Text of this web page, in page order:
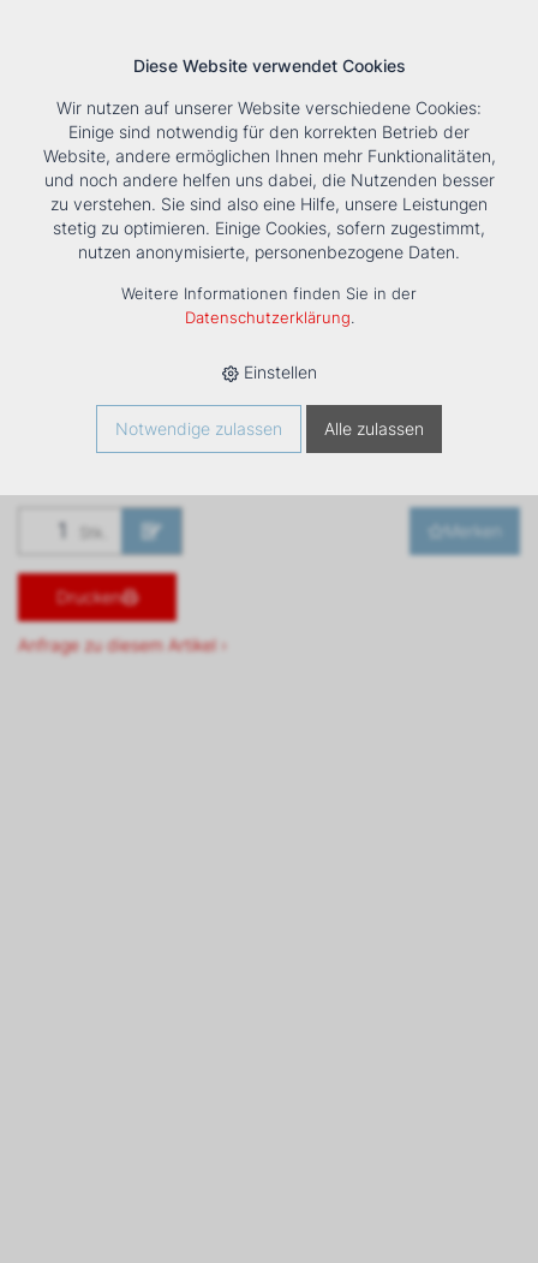
Tools Unternehmen Karriere KontaktSuche
HOME › PRODUKTE › KÄLTE/KLIMA › FANCOILS ›
VENTILATORKONVEKTOR ESTRO FF GT 5
Ventilatorkonvektor
ESTRO FF GT 5
1261454
Stk. Merken
Drucken
Anfrage zu diesem Artikel ›
Diese Website verwendet Cookies
Wir nutzen auf unserer Website verschiedene Cookies:
Einige sind notwendig für den korrekten Betrieb der
Website, andere ermöglichen Ihnen mehr Funktionalitäten,
und noch andere helfen uns dabei, die Nutzenden besser
zu verstehen. Sie sind also eine Hilfe, unsere Leistungen
stetig zu optimieren. Einige Cookies, sofern zugestimmt,
nutzen anonymisierte, personenbezogene Daten.
Weitere Informationen finden Sie in der
Datenschutzerklärung.
Einstellen
Notwendige zulassen Alle zulassen